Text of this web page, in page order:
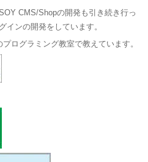
CMS/Shopの開発も引き続き行っ
インの開発をしています。
ログラミング教室で教えています。